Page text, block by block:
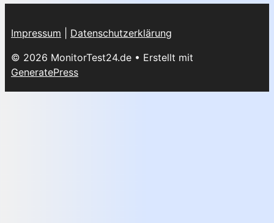
Impressum
Datenschutzerklärung
© 2026 MonitorTest24.de • Erstellt mit
GeneratePress